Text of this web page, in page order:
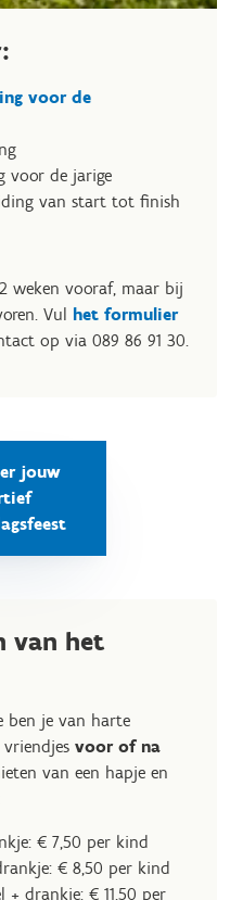
voor de
voor de jarige
van start tot finish
weken vooraf, maar bij
Vul het formulier
op via 089 86 91 30.
jouw
van het
ben je van harte
voor of na
van een hapje en
€ 7,50 per kind
€ 8,50 per kind
drankje: € 11,50 per